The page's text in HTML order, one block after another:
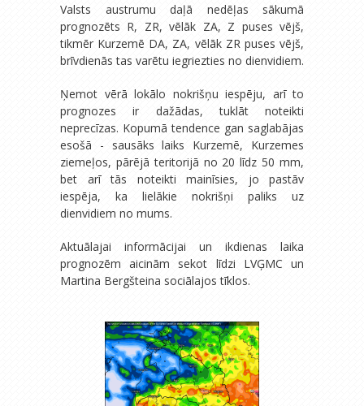
Valsts austrumu daļā nedēļas sākumā
prognozēts R, ZR, vēlāk ZA, Z puses vējš,
tikmēr Kurzemē DA, ZA, vēlāk ZR puses vējš,
brīvdienās tas varētu iegriezties no dienvidiem.
Ņemot vērā lokālo nokrišņu iespēju, arī to
prognozes ir dažādas, tuklāt noteikti
neprecīzas. Kopumā tendence gan saglabājas
esošā - sausāks laiks Kurzemē, Kurzemes
ziemeļos, pārējā teritorijā no 20 līdz 50 mm,
bet arī tās noteikti mainīsies, jo pastāv
iespēja, ka lielākie nokrišņi paliks uz
dienvidiem no mums.
Aktuālajai informācijai un ikdienas laika
prognozēm aicinām sekot līdzi LVĢMC un
Martina Bergšteina sociālajos tīklos.